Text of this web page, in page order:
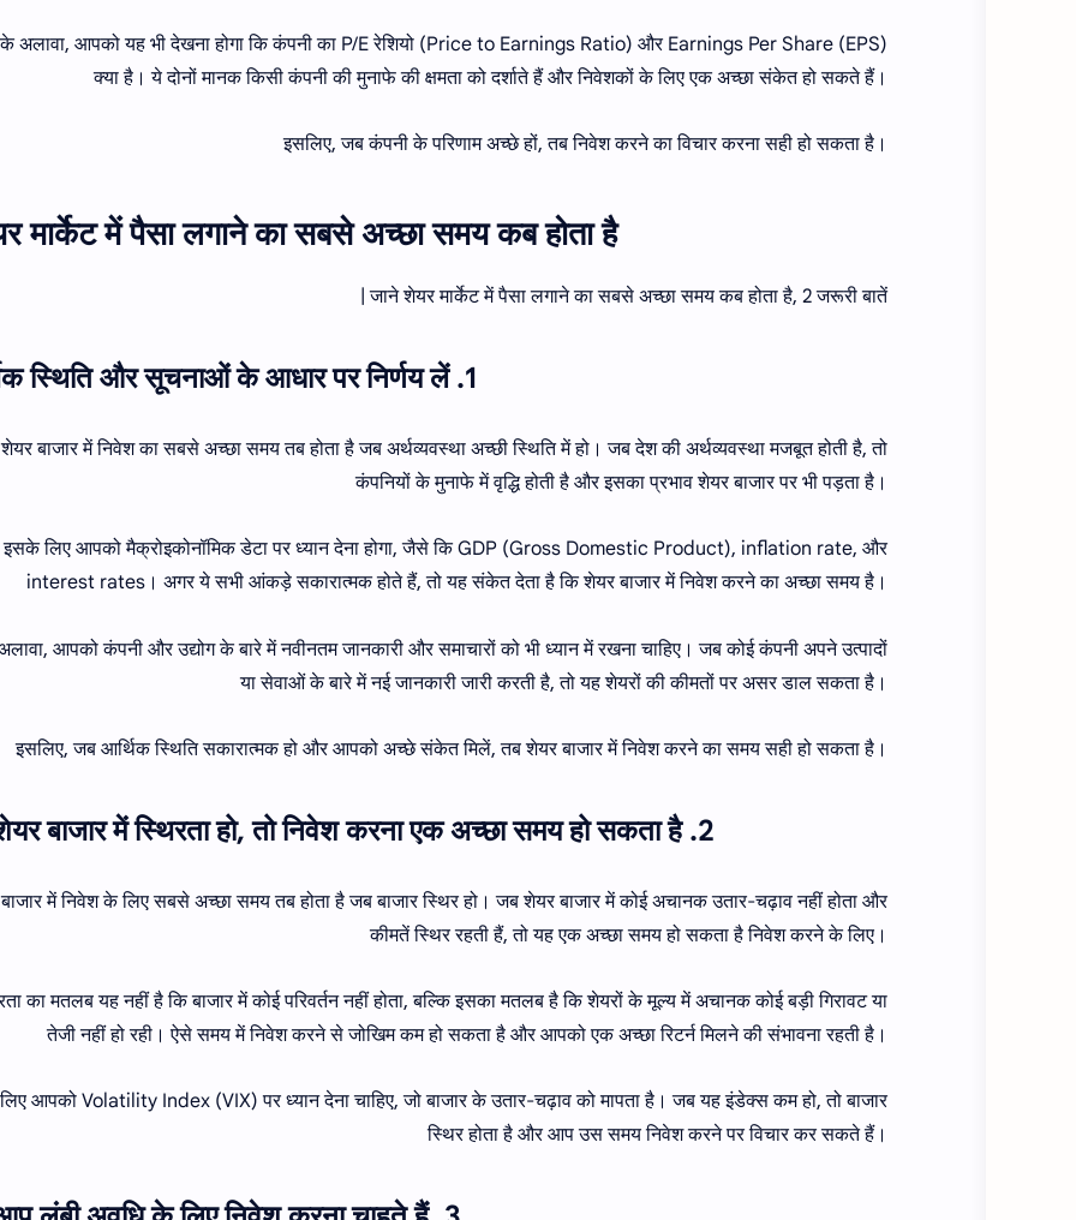
अलावा, आपको यह भी देखना होगा कि कंपनी का P/E रेशियो (Price to Earnings Ratio) और Earnings Per Share (EPS)
क्या है। ये दोनों मानक किसी कंपनी की मुनाफे की क्षमता को दर्शाते हैं और निवेशकों के लिए एक अच्छा संकेत हो सकते हैं।
इसलिए, जब कंपनी के परिणाम अच्छे हों, तब निवेश करने का विचार करना सही हो सकता है।
मार्केट में पैसा लगाने का सबसे अच्छा समय कब होता है?
जाने शेयर मार्केट में पैसा लगाने का सबसे अच्छा समय कब होता है, 2 जरूरी बातें |
1. आर्थिक स्थिति और सूचनाओं के आधार पर निर्णय लें
शेयर बाजार में निवेश का सबसे अच्छा समय तब होता है जब अर्थव्यवस्था अच्छी स्थिति में हो। जब देश की अर्थव्यवस्था मजबूत होती है, तो
कंपनियों के मुनाफे में वृद्धि होती है और इसका प्रभाव शेयर बाजार पर भी पड़ता है।
इसके लिए आपको मैक्रोइकोनॉमिक डेटा पर ध्यान देना होगा, जैसे कि GDP (Gross Domestic Product), inflation rate, और
interest rates। अगर ये सभी आंकड़े सकारात्मक होते हैं, तो यह संकेत देता है कि शेयर बाजार में निवेश करने का अच्छा समय है।
आपको कंपनी और उद्योग के बारे में नवीनतम जानकारी और समाचारों को भी ध्यान में रखना चाहिए। जब कोई कंपनी अपने उत्पादों
या सेवाओं के बारे में नई जानकारी जारी करती है, तो यह शेयरों की कीमतों पर असर डाल सकता है।
इसलिए, जब आर्थिक स्थिति सकारात्मक हो और आपको अच्छे संकेत मिलें, तब शेयर बाजार में निवेश करने का समय सही हो सकता है।
2. जब शेयर बाजार में स्थिरता हो, तो निवेश करना एक अच्छा समय हो सकता है
में निवेश के लिए सबसे अच्छा समय तब होता है जब बाजार स्थिर हो। जब शेयर बाजार में कोई अचानक उतार-चढ़ाव नहीं होता और
कीमतें स्थिर रहती हैं, तो यह एक अच्छा समय हो सकता है निवेश करने के लिए।
का मतलब यह नहीं है कि बाजार में कोई परिवर्तन नहीं होता, बल्कि इसका मतलब है कि शेयरों के मूल्य में अचानक कोई बड़ी गिरावट या
तेजी नहीं हो रही। ऐसे समय में निवेश करने से जोखिम कम हो सकता है और आपको एक अच्छा रिटर्न मिलने की संभावना रहती है।
आपको Volatility Index (VIX) पर ध्यान देना चाहिए, जो बाजार के उतार-चढ़ाव को मापता है। जब यह इंडेक्स कम हो, तो बाजार
स्थिर होता है और आप उस समय निवेश करने पर विचार कर सकते हैं।